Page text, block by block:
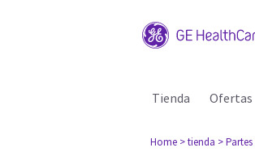
Tienda Ofertas
Home > tienda > Partes